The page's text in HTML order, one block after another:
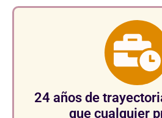
24 años de
que cualquier